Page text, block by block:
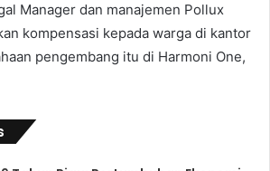
Manager dan manajemen Pollux
kompensasi kepada warga di kantor
pengembang itu di Harmoni One,